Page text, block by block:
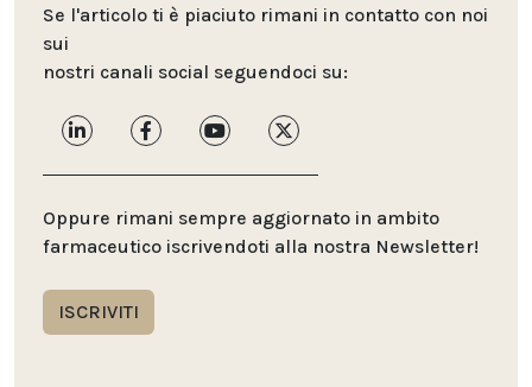
Se l'articolo ti è piaciuto rimani in contatto con noi
sui
nostri canali social seguendoci su:
Oppure rimani sempre aggiornato in ambito
farmaceutico iscrivendoti alla nostra Newsletter!
ISCRIVITI